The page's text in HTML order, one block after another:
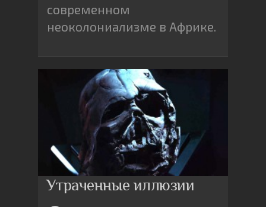
современном
неоколониализме в Африке.
Утраченные иллюзии